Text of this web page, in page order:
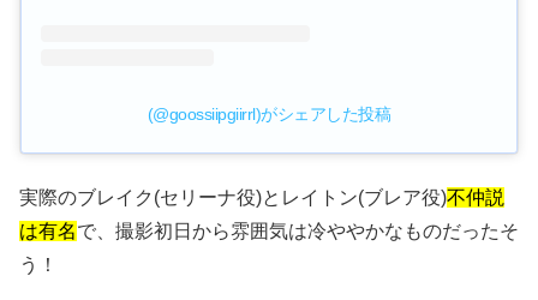
(@goossiipgiirrl)がシェアした投稿
実際のブレイク(セリーナ役)とレイトン(ブレア役)不仲説
は有名で、撮影初日から雰囲気は冷ややかなものだったそ
う！